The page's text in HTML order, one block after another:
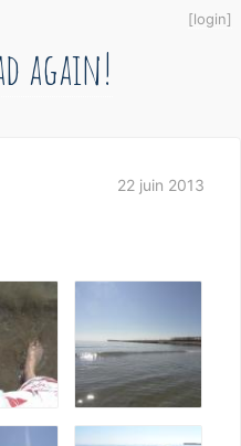
login
again!
22 juin 2013